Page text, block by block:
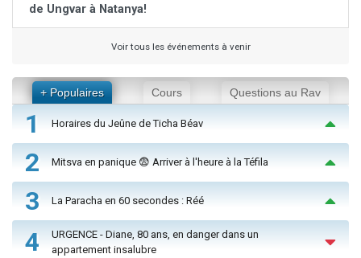
de Ungvar à Natanya!
Voir tous les événements à venir
+ Populaires Cours Questions au Rav
1 Horaires du Jeûne de Ticha Béav
2 Mitsva en panique 😨 Arriver à l'heure à la Téfila
3 La Paracha en 60 secondes : Réé
4
URGENCE - Diane, 80 ans, en danger dans un
appartement insalubre